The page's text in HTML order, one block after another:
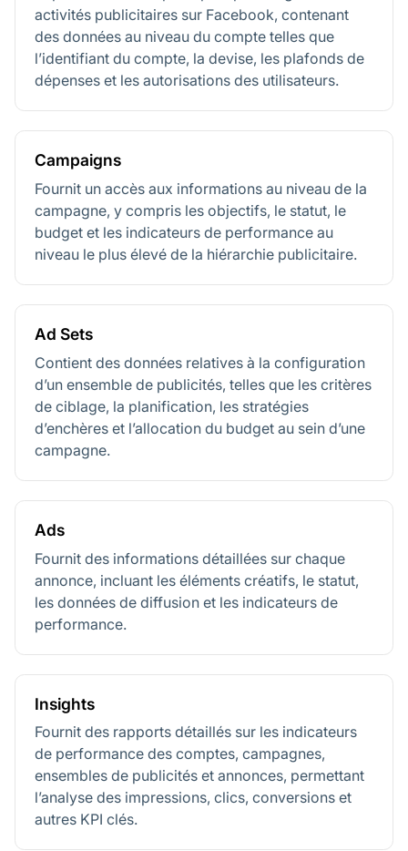
activités publicitaires sur Facebook, contenant
des données au niveau du compte telles que
l’identifiant du compte, la devise, les plafonds de
dépenses et les autorisations des utilisateurs.
Campaigns
Fournit un accès aux informations au niveau de la
campagne, y compris les objectifs, le statut, le
budget et les indicateurs de performance au
niveau le plus élevé de la hiérarchie publicitaire.
Ad Sets
Contient des données relatives à la configuration
d’un ensemble de publicités, telles que les critères
de ciblage, la planification, les stratégies
d’enchères et l’allocation du budget au sein d’une
campagne.
Ads
Fournit des informations détaillées sur chaque
annonce, incluant les éléments créatifs, le statut,
les données de diffusion et les indicateurs de
performance.
Insights
Fournit des rapports détaillés sur les indicateurs
de performance des comptes, campagnes,
ensembles de publicités et annonces, permettant
l’analyse des impressions, clics, conversions et
autres KPI clés.